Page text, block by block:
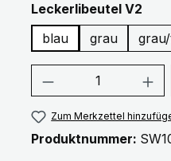
Leckerlibeutel V2
blau
grau
Produkt
Zum Merkzettel
Produktnummer: